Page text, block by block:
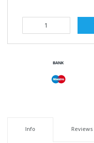
Info Reviews